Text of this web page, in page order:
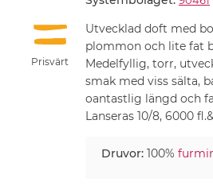
Prisvärt
Utvecklad doft med
plommon och lite fat
Medelfyllig, torr,
smak med viss sälta,
oantastlig längd och
Lanseras 10/8, 6000
Druvor:100%